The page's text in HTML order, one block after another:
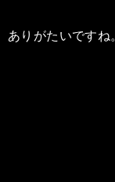
ありがたいですね